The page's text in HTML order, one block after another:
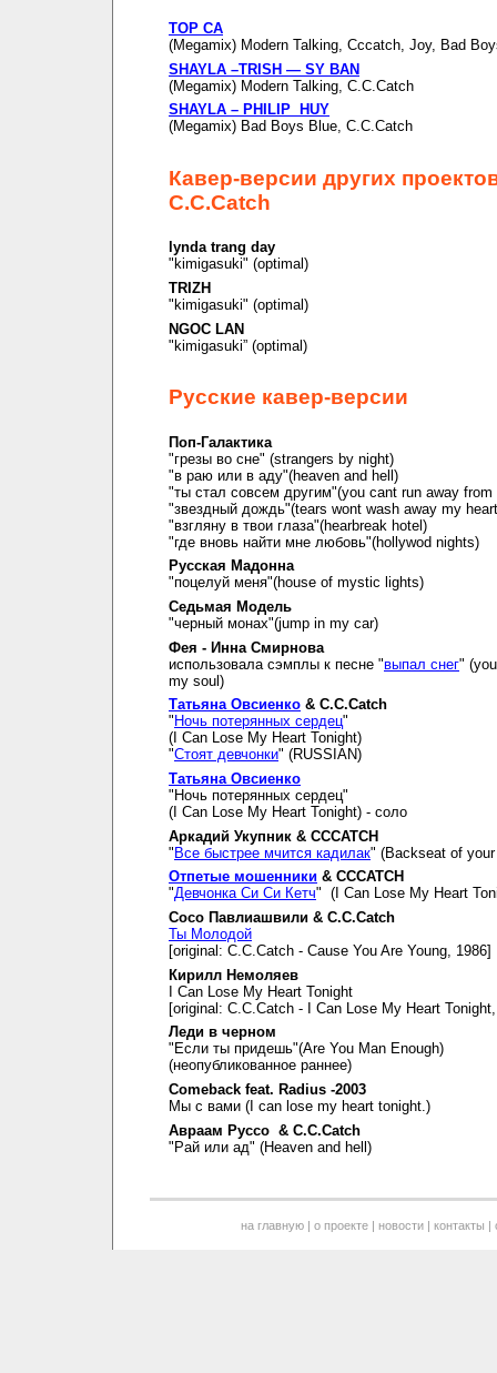
TOP CA
(Megamix) Modern Talking, Cccatch, Joy, Bad
SHAYLA –TRISH — SY BAN
(Megamix) Modern Talking, C.C.Catch
SHAYLA – PHILIP HUY
(Megamix) Bad Boys Blue, C.C.Catch
Кавер-версии других
C.C.Catch
lynda trang day
"kimigasuki" (optimal)
TRIZH
"kimigasuki" (optimal)
NGOC LAN
"kimigasuki” (optimal)
Русские кавер-версии
Поп-Галактика
"грезы во сне" (strangers by night)
"в раю или в аду"(heaven and hell)
"ты стал совсем другим"(you cant run away from
"звездный дождь"(tears wont wash away my
"взгляну в твои глаза"(hearbreak hotel)
"где вновь найти мне любовь"(hollywod nights)
Русская Мадонна
"поцелуй меня"(house of mystic lights)
Седьмая Модель
"черный монах"(jump in my car)
Фея - Инна Смирнова
использовала сэмплы к песне "выпал снег"
my soul)
Татьяна Овсиенко & C.C.Catch
" Ночь потерянных сердец"
(I Can Lose My Heart Tonight)
"Стоят девчонки" (RUSSIAN)
Татьяна Овсиенко
"Ночь потерянных сердец"
(I Can Lose My Heart Tonight) - соло
Аркадий Укупник & CCCATCH
"Все быстрее мчится кадилак" (Backseat of
Отпетые мошенники & CCCATCH
"Девчонка Си Си Кетч" (I Can Lose My Heart
Сосо Павлиашвили & C.C.Catch
Ты Молодой
[original: C.C.Catch - Cause You Are Young, 1986]
Кирилл Немоляев
I Can Lose My Heart Tonight
[original: C.C.Catch - I Can Lose My Heart
Леди в черном
"Если ты придешь"(Are You Man Enough)
(неопубликованное раннее)
Comeback feat. Radius -2003
Мы с вами (I can lose my heart tonight.)
Авраам Руссо & C.C.Catch
"Рай или ад" (Heaven and hell)
на главную| о проекте| новости| контакты |